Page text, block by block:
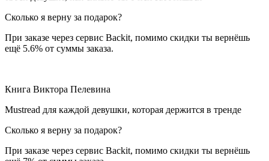
Сколько я верну за подарок?
При заказе через сервис Backit, помимо скидки ты вернёшь
ещё 5.6% от суммы заказа.
Книга Виктора Пелевина
Mustread для каждой девушки, которая держится в тренде
Сколько я верну за подарок?
При заказе через сервис Backit, помимо скидки ты вернёшь